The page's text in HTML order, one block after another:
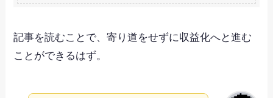
記事を読むことで、寄り道をせずに収益化へと進む
ことができるはず。